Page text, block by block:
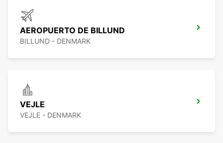
AEROPUERTO DE BILLUND
BILLUND - DENMARK
VEJLE
VEJLE - DENMARK